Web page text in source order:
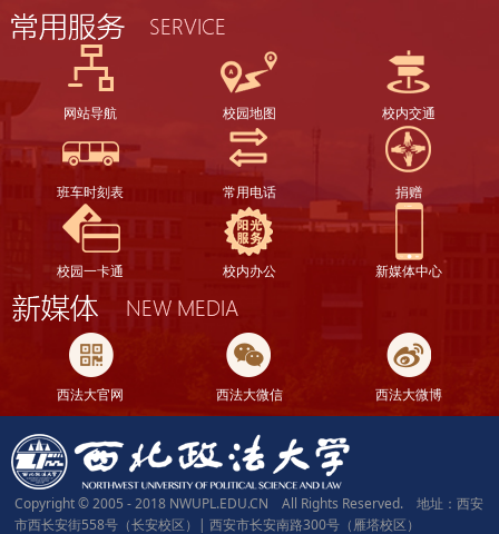
网站导航 校园地图 校内交通
班车时刻表 常用电话 捐赠
校园一卡通 校内办公 新媒体中心
西法大官网 西法大微信 西法大微博
Copyright © 2005 - 2018 NWUPL.EDU.CN All Rights Reserved. 地址：西安
市西长安街558号（长安校区）| 西安市长安南路300号（雁塔校区）